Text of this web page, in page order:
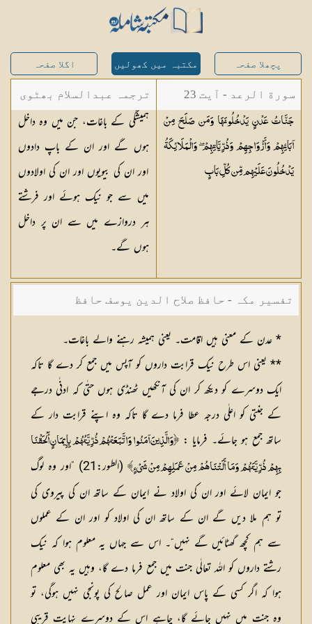
پچھلا صفحہ مکتبہ میں کھولیں اگلا صفحہ
سورة الرعد - آیت 23
جَنَّاتُ عَدْنٍ يَدْخُلُونَهَا وَمَن صَلَحَ مِنْ
آبَائِهِمْ وَأَزْوَاجِهِمْ وَذُرِّيَّاتِهِمْ ۖ وَالْمَلَائِكَةُ
يَدْخُلُونَ عَلَيْهِم مِّن كُلِّبَابٍ
ترجمہ عبدالسلام بھٹوی
- عبدالسلام بن محمد
ہمیشگی کے باغات، جن میں وہ داخل
ہوں گے اور ان کے باپ دادوں
اور ان کی بیویوں اور ان کی اولادوں
میں سے جو نیک ہوئے اور فرشتے
ہر دروازے میں سے ان پر داخل
ہوں گے۔
تفسیر مکہ - حافظ صلاح الدین یوسف حافظ
* عدن کے معنی ہیں اقامت۔ یعنی ہمیشہ رہنے والے باغات۔
** یعنی اس طرح نیک قرابت داروں کو آپس میں جمع کر دے گا تاکہ
ایک دوسرے کو دیکھ کر ان کی آنکھیں ٹھنڈی ہوں حتٰی کہ ادنٰی درجے
کے جنتی کو اعلٰی درجہ عطا فرما دے گا تاکہ وہ اپنے قرابت دار کے
ساتھ جمع ہو جائے۔ فرمایا : ﴿وَالَّذِينَ آمَنُوا وَاتَّبَعَتْهُمْ ذُرِّيَّتُهُمْ بِإِيمَانٍ أَلْحَقْنَا
بِهِمْ ذُرِّيَّتَهُمْ وَمَا أَلَتْنَاهُمْ مِنْ عَمَلِهِمْ مِنْ شَيْءٍ﴾
(الطور:21) ”اور وہ لوگ
جو ایمان لائے اور ان کی اولاد نے ایمان کے ساتھ ان کی پیروی کی
تو ہم ملا دیں گے ان کے ساتھ ان کی اولاد کو اور ان کے عملوں
سے ہم کچھ گھٹائیں گے نہیں“۔ اس سے جہاں یہ معلوم ہوا کہ نیک
رشتے داروں کو اللہ تعالٰی جنت میں جمع فرما دے گا، وہیں یہ بھی معلوم
ہوا کہ اگر کسی کے پاس ایمان اور عمل صالح کی پونجی نہیں ہوگی، تو
وہ جنت میں نہیں جائے گا، چاہے اس کے دوسرے نہایت قریبی